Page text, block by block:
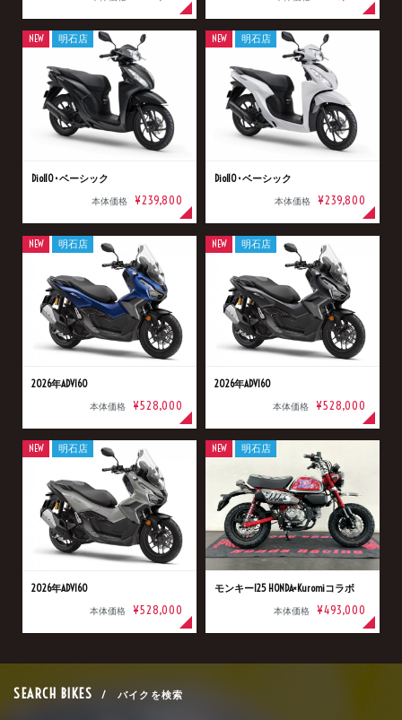
Dio110･ベーシック
本体価格 ¥239,800
NEW 明石店
Dio110･ベーシック
本体価格 ¥239,800
NEW 明石店
2026年ADV160
本体価格 ¥528,000
NEW 明石店
2026年ADV160
本体価格 ¥528,000
NEW 明石店
2026年ADV160
本体価格 ¥528,000
NEW 明石店
モンキー125 HONDA×Kuromiコラボ
本体価格 ¥493,000
NEW 明石店
SEARCH BIKES / バイクを検索